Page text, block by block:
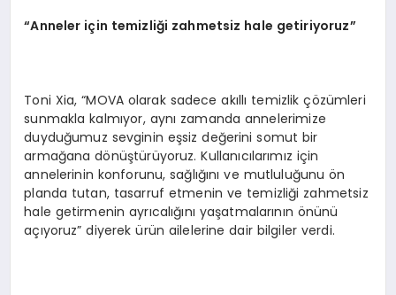
“Anneler için temizliği zahmetsiz hale getiriyoruz”
Toni Xia, “MOVA olarak sadece akıllı temizlik çözümleri
sunmakla kalmıyor, aynı zamanda annelerimize
duyduğumuz sevginin eşsiz değerini somut bir
armağana dönüştürüyoruz. Kullanıcılarımız için
annelerinin konforunu, sağlığını ve mutluluğunu ön
planda tutan, tasarruf etmenin ve temizliği zahmetsiz
hale getirmenin ayrıcalığını yaşatmalarının önünü
açıyoruz” diyerek ürün ailelerine dair bilgiler verdi.